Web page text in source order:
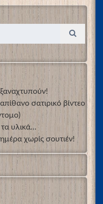
σατιρικό βίντεο
τα υλικά…
χωρίς σουτιέν!